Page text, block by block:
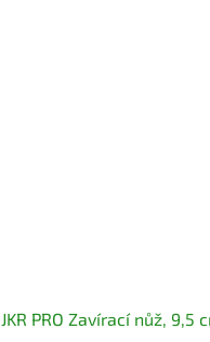
JKR PRO Zavírací nůž, 9,5